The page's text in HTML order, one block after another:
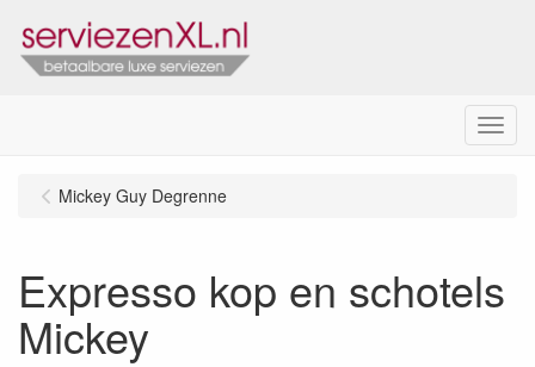
Menu
Mickey Guy Degrenne
Expresso kop en schotels
Mickey